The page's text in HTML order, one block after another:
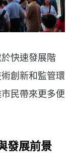
快速發展階
創新和監管環
民帶來更多便
發展前景